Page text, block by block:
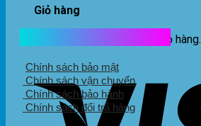
Giỏ hàng
Chưa có sản phẩm trong giỏ hàng.
Chính sách bảo mật
Chính sách vận chuyển
Chính sách bảo hành
Chính sách đổi trả hàng